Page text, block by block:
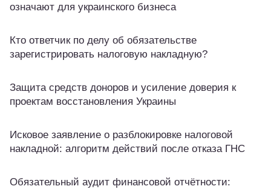
означают для украинского бизнеса
Кто ответчик по делу об обязательстве
зарегистрировать налоговую накладную?
Защита средств доноров и усиление доверия к
проектам восстановления Украины
Исковое заявление о разблокировке налоговой
накладной: алгоритм действий после отказа ГНС
Обязательный аудит финансовой отчётности: